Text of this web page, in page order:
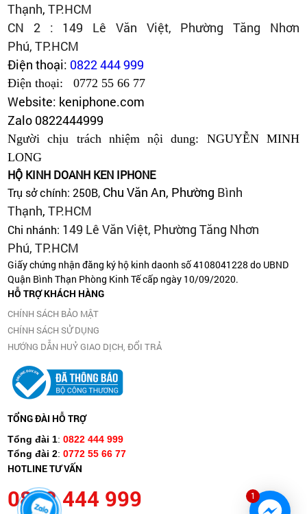
Thạnh, TP.HCM
CN 2 : 149 Lê Văn Việt, Phường Tăng Nhơn
Phú,TP.HCM
Điện thoại: 0822 444 999
Điện thoại: 0772 55 66 77
Website: keniphone.com
Zalo 0822444999
Người chịu trách nhiệm nội dung: NGUYỄN MINH
LONG
HỘ KINH DOANH KEN IPHONE
Trụ sở chính: 250B, Chu Văn An, Phường Bình
Thạnh, TP.HCM
Chi nhánh: 149 Lê Văn Việt, Phường Tăng Nhơn
Phú, TP.HCM
Giấy chứng nhận đăng ký hộ kinh daonh số 4108041228 do UBND
Quận Bình Thạn Phòng Kinh Tế cấp ngày 10/09/2020.
HỖ TRỢ KHÁCH HÀNG
CHÍNH SÁCH BẢO MẬT
CHÍNH SÁCH SỬ DỤNG
HƯỚNG DẪN HUỶ GIAO DỊCH, ĐỔI TRẢ
TỔNG ĐÀI HỖ TRỢ
Tổng đài 1:0822 444 999
Tổng đài 2:0772 55 66 77
HOTLINE TƯ VẤN
0822 444 999 1